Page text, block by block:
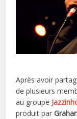
Après avoir
de plusieurs
au groupe
produit par